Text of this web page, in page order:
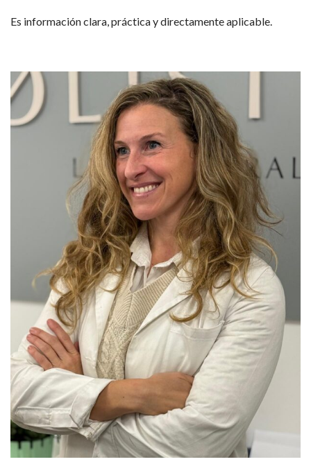
Es información clara, práctica y directamente aplicable.